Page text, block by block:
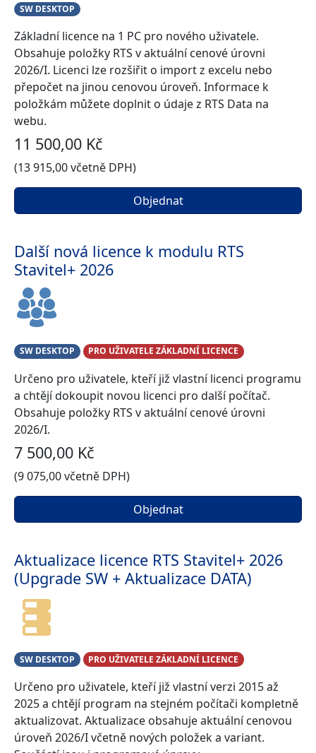
SW DESKTOP
Základní licence na 1 PC pro nového uživatele.
Obsahuje položky RTS v aktuální cenové úrovni
2026/I. Licenci lze rozšiřit o import z excelu nebo
přepočet na jinou cenovou úroveň. Informace k
položkám můžete doplnit o údaje z RTS Data na
webu.
11 500,00 Kč
(13 915,00 včetně DPH)
Objednat
Další nová licence k modulu RTS
Stavitel+ 2026
SW DESKTOP PRO UŽIVATELE ZÁKLADNÍ LICENCE
Určeno pro uživatele, kteří již vlastní licenci programu
a chtějí dokoupit novou licenci pro další počítač.
Obsahuje položky RTS v aktuální cenové úrovni
2026/I.
7 500,00 Kč
(9 075,00 včetně DPH)
Objednat
Aktualizace licence RTS Stavitel+ 2026
(Upgrade SW + Aktualizace DATA)
SW DESKTOP PRO UŽIVATELE ZÁKLADNÍ LICENCE
Určeno pro uživatele, kteří již vlastní verzi 2015 až
2025 a chtějí program na stejném počítači kompletně
aktualizovat. Aktualizace obsahuje aktuální cenovou
úroveň 2026/I včetně nových položek a variant.